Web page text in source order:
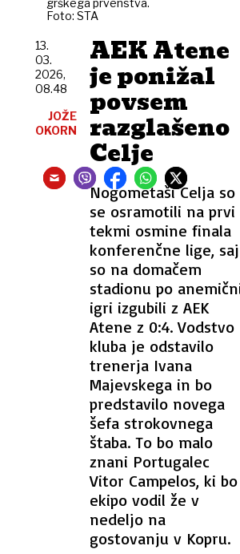
grškega prvenstva.
Foto: STA
AEK Atene
je ponižal
povsem
razglašeno
Celje
Nogometaši Celja so
se osramotili na prvi
tekmi osmine finala
konferenčne lige, saj
so na domačem
stadionu po
igri izgubili z AEK
Atene z 0:4. Vodstvo
kluba je odstavilo
trenerja Ivana
Majevskega in bo
predstavilo novega
šefa strokovnega
štaba. To bo malo
znani Portugalec
Vitor Campelos, ki bo
ekipo vodil že v
nedeljo na
gostovanju v Kopru.
13.
03.
2026,
08.48
JOŽE
OKORN